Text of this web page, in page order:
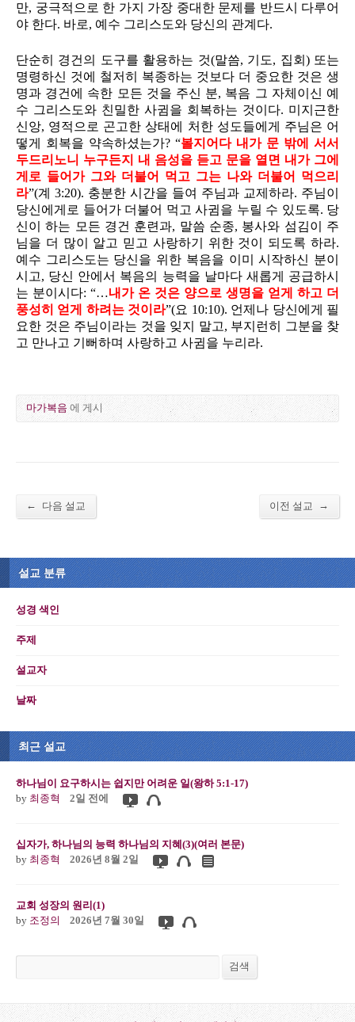
만, 궁극적으로 한 가지 가장 중대한 문제를 반드시 다루어
야 한다. 바로, 예수 그리스도와 당신의 관계다.
단순히 경건의 도구를 활용하는 것(말씀, 기도, 집회) 또는
명령하신 것에 철저히 복종하는 것보다 더 중요한 것은 생
명과 경건에 속한 모든 것을 주신 분, 복음 그 자체이신 예
수 그리스도와 친밀한 사귐을 회복하는 것이다. 미지근한
신앙, 영적으로 곤고한 상태에 처한 성도들에게 주님은 어
떻게 회복을 약속하셨는가? “볼지어다 내가 문 밖에 서서
두드리노니 누구든지 내 음성을 듣고 문을 열면 내가 그에
게로 들어가 그와 더불어 먹고 그는 나와 더불어 먹으리
라”(계 3:20). 충분한 시간을 들여 주님과 교제하라. 주님이
당신에게로 들어가 더불어 먹고 사귐을 누릴 수 있도록. 당
신이 하는 모든 경건 훈련과, 말씀 순종, 봉사와 섬김이 주
님을 더 많이 알고 믿고 사랑하기 위한 것이 되도록 하라.
예수 그리스도는 당신을 위한 복음을 이미 시작하신 분이
시고, 당신 안에서 복음의 능력을 날마다 새롭게 공급하시
는 분이시다: “…내가 온 것은 양으로 생명을 얻게 하고 더
풍성히 얻게 하려는 것이라”(요 10:10). 언제나 당신에게 필
요한 것은 주님이라는 것을 잊지 말고, 부지런히 그분을 찾
고 만나고 기뻐하며 사랑하고 사귐을 누리라.
마가복음 에 게시
← 다음 설교 이전 설교 →
설교 분류
성경 색인
주제
설교자
날짜
최근 설교
하나님이 요구하시는 쉽지만 어려운 일(왕하 5:1-17)
by 최종혁 2일 전에
십자가, 하나님의 능력 하나님의 지혜(3)(여러 본문)
by 최종혁 2026년 8월 2일
교회 성장의 원리(1)
by 조정의 2026년 7월 30일
검색